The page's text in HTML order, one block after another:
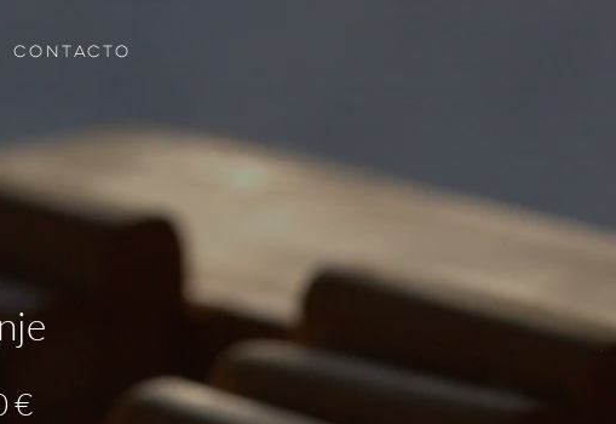
CONTACTO
€Precio